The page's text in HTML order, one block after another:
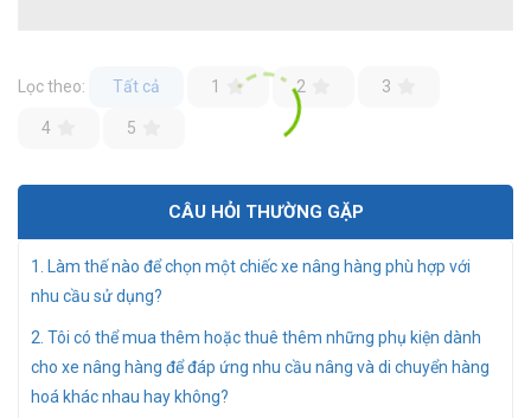
Lọc theo: Tất cả 1 2 3
4 5
CÂU HỎI THƯỜNG GẶP
1. Làm thế nào để chọn một chiếc xe nâng hàng phù hợp với
nhu cầu sử dụng?
2. Tôi có thể mua thêm hoặc thuê thêm những phụ kiện dành
cho xe nâng hàng để đáp ứng nhu cầu nâng và di chuyển hàng
hoá khác nhau hay không?